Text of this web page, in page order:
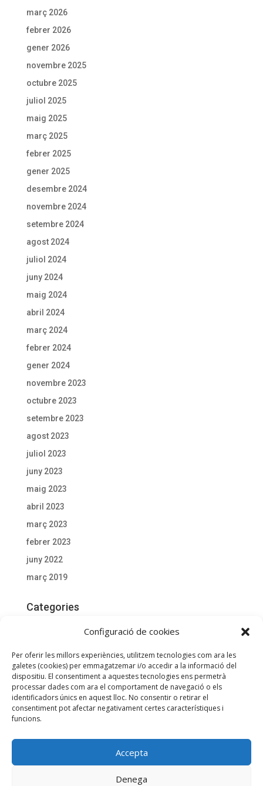
Configuració de cookies
Per oferir les millors experiències, utilitzem tecnologies com ara les
galetes (cookies) per emmagatzemar i/o accedir a la informació del
dispositiu. El consentiment a aquestes tecnologies ens permetrà
processar dades com ara el comportament de navegació o els
identificadors únics en aquest lloc. No consentir o retirar el
consentiment pot afectar negativament certes característiques i
funcions.
Accepta
Denega
març 2026
febrer 2026
gener 2026
novembre 2025
octubre 2025
juliol 2025
maig 2025
març 2025
febrer 2025
gener 2025
desembre 2024
novembre 2024
setembre 2024
agost 2024
juliol 2024
juny 2024
maig 2024
abril 2024
març 2024
febrer 2024
gener 2024
novembre 2023
octubre 2023
setembre 2023
agost 2023
juliol 2023
juny 2023
maig 2023
abril 2023
març 2023
febrer 2023
juny 2022
març 2019
Categories
General
Meta
Entra
Utilitzem galetes per a oferir-te la millor experiència a la nostra